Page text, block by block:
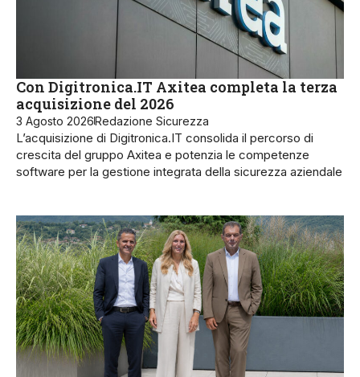
Con Digitronica.IT Axitea completa la terza
acquisizione del 2026
3 Agosto 2026Redazione Sicurezza
L’acquisizione di Digitronica.IT consolida il percorso di
crescita del gruppo Axitea e potenzia le competenze
software per la gestione integrata della sicurezza aziendale